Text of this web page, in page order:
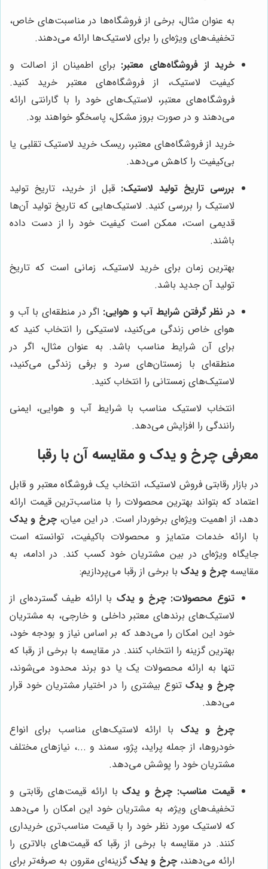
به عنوان مثال، برخی از فروشگاه‌ها در مناسبت‌های خاص،
تخفیف‌های ویژه‌ای را برای لاستیک‌ها ارائه می‌دهند.
خرید از فروشگاه‌های معتبر: برای اطمینان از اصالت و
کیفیت لاستیک، از فروشگاه‌های معتبر خرید کنید.
فروشگاه‌های معتبر، لاستیک‌های خود را با گارانتی ارائه
می‌دهند و در صورت بروز مشکل، پاسخگو خواهند بود.
خرید از فروشگاه‌های معتبر، ریسک خرید لاستیک تقلبی یا
بی‌کیفیت را کاهش می‌دهد.
بررسی تاریخ تولید لاستیک: قبل از خرید، تاریخ تولید
لاستیک را بررسی کنید. لاستیک‌هایی که تاریخ تولید آن‌ها
قدیمی است، ممکن است کیفیت خود را از دست داده
باشند.
بهترین زمان برای خرید لاستیک، زمانی است که تاریخ
تولید آن جدید باشد.
در نظر گرفتن شرایط آب و هوایی: اگر در منطقه‌ای با آب و
هوای خاص زندگی می‌کنید، لاستیکی را انتخاب کنید که
برای آن شرایط مناسب باشد. به عنوان مثال، اگر در
منطقه‌ای با زمستان‌های سرد و برفی زندگی می‌کنید،
لاستیک‌های زمستانی را انتخاب کنید.
انتخاب لاستیک مناسب با شرایط آب و هوایی، ایمنی
رانندگی را افزایش می‌دهد.
معرفی چرخ و یدک و مقایسه آن با رقبا
در بازار رقابتی فروش لاستیک، انتخاب یک فروشگاه معتبر و قابل
اعتماد که بتواند بهترین محصولات را با مناسب‌ترین قیمت ارائه
دهد، از اهمیت ویژه‌ای برخوردار است. در این میان،چرخ و یدک
با ارائه خدمات متمایز و محصولات باکیفیت، توانسته است
جایگاه ویژه‌ای در بین مشتریان خود کسب کند. در ادامه، به
مقایسه چرخ و یدک با برخی از رقبا می‌پردازیم:
تنوع محصولات: چرخ و یدک با ارائه طیف گسترده‌ای از
لاستیک‌های برندهای معتبر داخلی و خارجی، به مشتریان
خود این امکان را می‌دهد که بر اساس نیاز و بودجه خود،
بهترین گزینه را انتخاب کنند. در مقایسه با برخی از رقبا که
تنها به ارائه محصولات یک یا دو برند محدود می‌شوند،
چرخ و یدکتنوع بیشتری را در اختیار مشتریان خود قرار
می‌دهد.
چرخ و یدک با ارائه لاستیک‌های مناسب برای انواع
خودروها، از جمله پراید، پژو، سمند و ...، نیازهای مختلف
مشتریان خود را پوشش می‌دهد.
قیمت مناسب: چرخ و یدکبا ارائه قیمت‌های رقابتی و
تخفیف‌های ویژه، به مشتریان خود این امکان را می‌دهد
که لاستیک مورد نظر خود را با قیمت مناسب‌تری خریداری
کنند. در مقایسه با برخی از رقبا که قیمت‌های بالاتری را
ارائه می‌دهند،چرخ و یدکگزینه‌ای مقرون به صرفه‌تر برای